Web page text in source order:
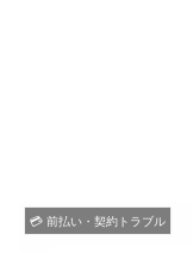
💳 前払い・契約トラブル